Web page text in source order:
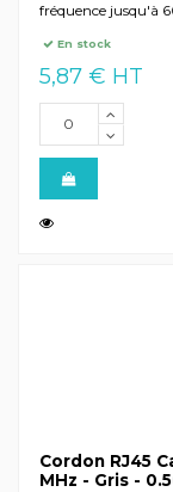
fréquence jusqu'à
En stock
5,87 € HT
Cordon RJ45
MHz - Gris -